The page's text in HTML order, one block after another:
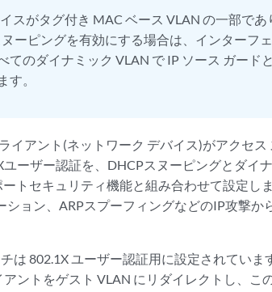
スがタグ付き MAC ベース VLAN の一部であ
ヌーピングを有効にする場合は、インターフ
てのダイナミック VLAN で IP ソース ガード
す。
イアント(ネットワーク デバイス)がアクセス
ーザー認証を、DHCPスヌーピングとダイ
トセキュリティ機能と組み合わせて設定し
ション、ARPスプーフィングなどのIP攻撃か
は 802.1X ユーザー認証用に設定されてい
ントをゲスト VLAN にリダイレクトし、こ